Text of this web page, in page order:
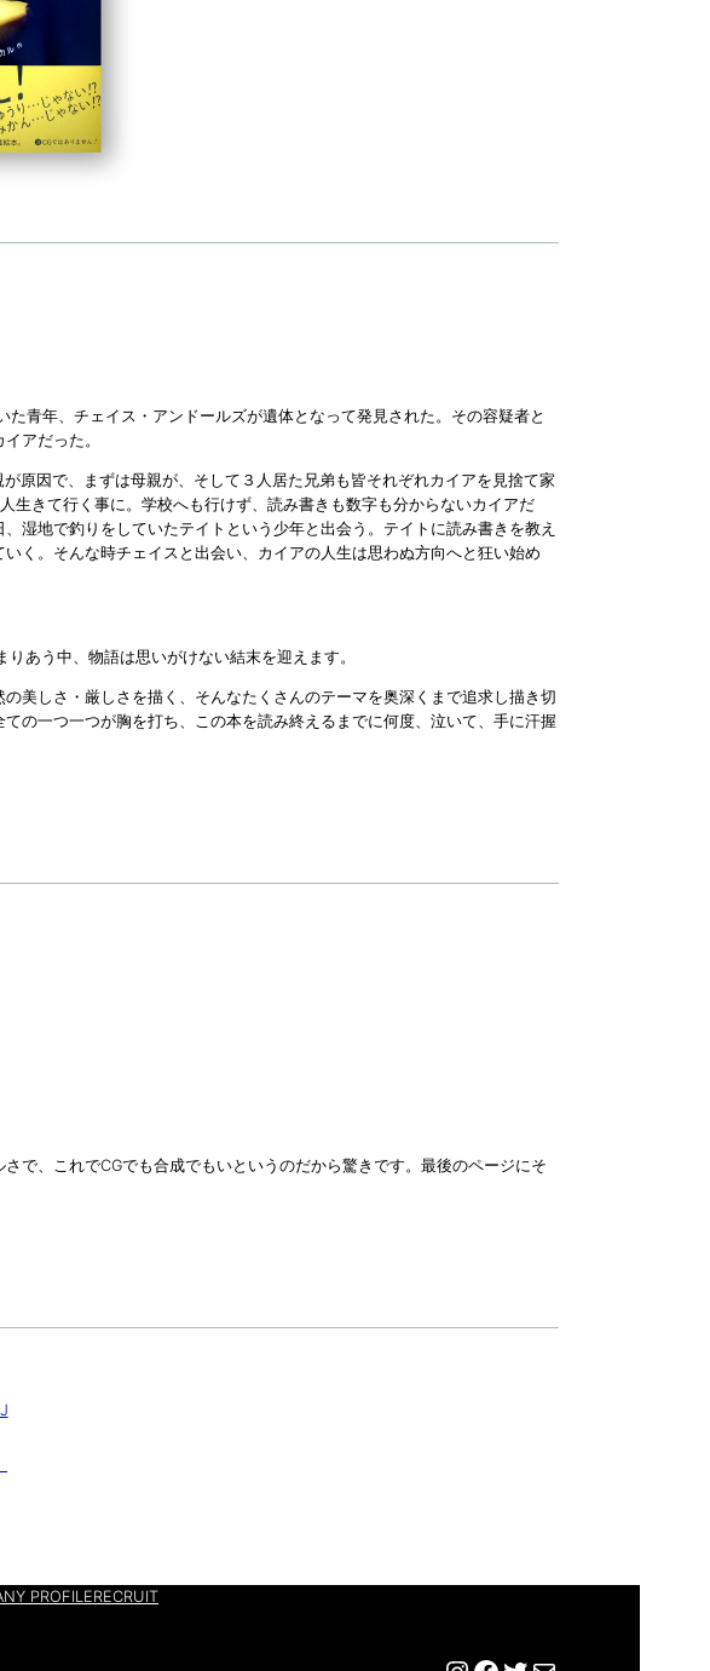
青年、チェイス・アンドールズが遺体となって発見された。その容疑者と
アだった。
原因で、まずは母親が、そして３人居た兄弟も皆それぞれカイアを見捨て家
生きて行く事に。学校へも行けず、読み書きも数字も分からないカイアだ
湿地で釣りをしていたテイトという少年と出会う。テイトに読み書きを教え
く。そんな時チェイスと出会い、カイアの人生は思わぬ方向へと狂い始め
あう中、物語は思いがけない結末を迎えます。
美しさ・厳しさを描く、そんなたくさんのテーマを奥深くまで追求し描き切
の一つ一つが胸を打ち、この本を読み終えるまでに何度、泣いて、手に汗握
で、これでCGでも合成でもいというのだから驚きです。最後のページにそ
PROFILERECRUIT